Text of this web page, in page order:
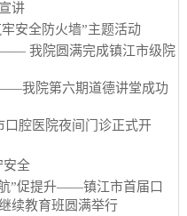
讲
安全防火墙”主题活动
我院圆满完成镇江市级院
我院第六期道德讲堂成功
腔医院夜间门诊正式开
安全
”促提升——镇江市首届口
续教育班圆满举行